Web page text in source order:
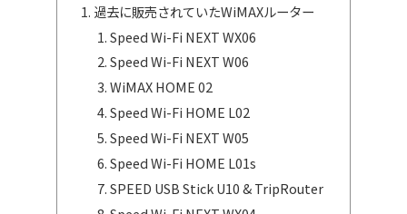
過去に販売されていたWiMAXルーター
Speed Wi-Fi NEXT WX06
Speed Wi-Fi NEXT W06
WiMAX HOME 02
Speed Wi-Fi HOME L02
Speed Wi-Fi NEXT W05
Speed Wi-Fi HOME L01s
SPEED USB Stick U10 & TripRouter